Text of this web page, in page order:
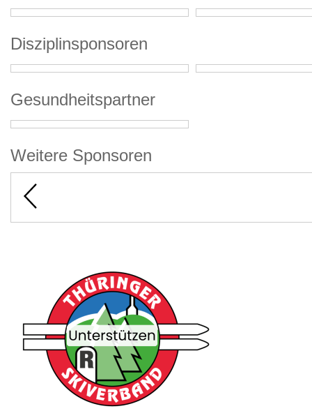
Disziplinsponsoren
Gesundheitspartner
Weitere Sponsoren